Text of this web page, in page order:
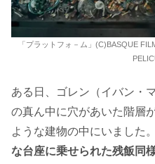
「プラットフォ－ム」(C)BASQUE
ある日、ゴレン（イバン・
の真ん中に穴があいた階層
ような建物の中にいました
な台座に乗せられた残飯同